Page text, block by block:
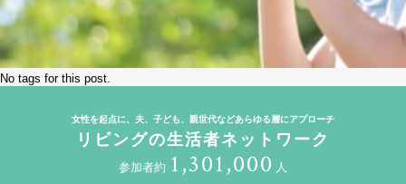
No tags for this post.
女性を起点に、夫、子ども、親世代などあらゆる層にアプローチ
リビングの生活者ネットワーク
参加者約 1,301,000 人